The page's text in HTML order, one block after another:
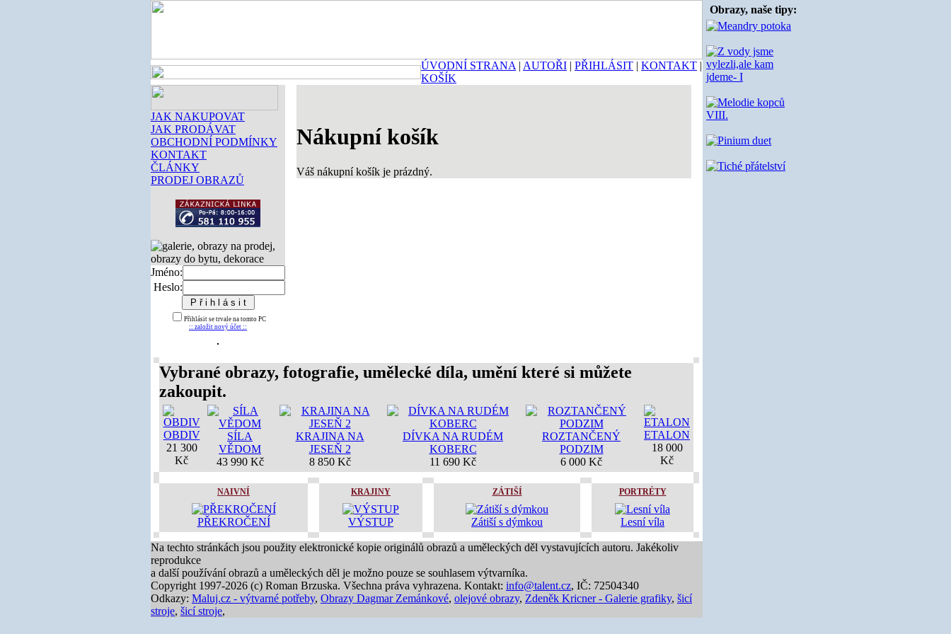
ÚVODNÍ STRANA | AUTOŘI | PŘIHLÁSIT | KONTAKT |
KOŠÍK
JAK NAKUPOVAT
JAK PRODÁVAT
OBCHODNÍ PODMÍNKY
KONTAKT
ČLÁNKY
PRODEJ OBRAZŮ
Jméno:
Heslo:
Přihlásit se trvale na tomto PC
:: založit nový účet ::
Nákupní košík
Váš nákupní košík je prázdný.
Vybrané obrazy, fotografie, umělecké díla, umění které si můžete
zakoupit.
OBDIV
21 300
Kč
SÍLA
VĚDOM
43 990 Kč
KRAJINA NA
JESEŇ 2
8 850 Kč
DÍVKA NA RUDÉM
KOBERC
11 690 Kč
ROZTANČENÝ
PODZIM
6 000 Kč
ETALON
18 000
Kč
NAIVNÍ
PŘEKROČENÍ
KRAJINY
VÝSTUP
ZÁTIŠÍ
Zátiší s dýmkou
PORTRÉTY
Lesní víla
Na techto stránkách jsou použity elektronické kopie originálů obrazů a uměleckých děl vystavujících autoru. Jakékoliv
reprodukce
a další používání obrazů a uměleckých děl je možno pouze se souhlasem výtvarníka.
Copyright 1997-2026 (c) Roman Brzuska. Všechna práva vyhrazena. Kontakt: info@talent.cz, IČ: 72504340
Odkazy: Maluj.cz - výtvarné potřeby, Obrazy Dagmar Zemánkové, olejové obrazy, Zdeněk Kricner - Galerie grafiky, šicí
stroje, šicí stroje,
Obrazy, naše tipy: